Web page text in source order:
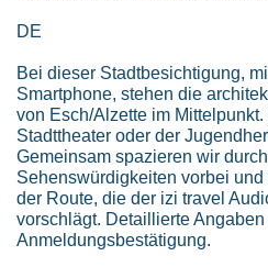
DE
Bei dieser Stadtbesichtigung,
Smartphone, stehen die
von Esch/Alzette im
Stadttheater oder der
Gemeinsam spazieren wir
Sehenswürdigkeiten vorbei und
der Route, die der izi travel
vorschlägt. Detaillierte
Anmeldungsbestätigung.